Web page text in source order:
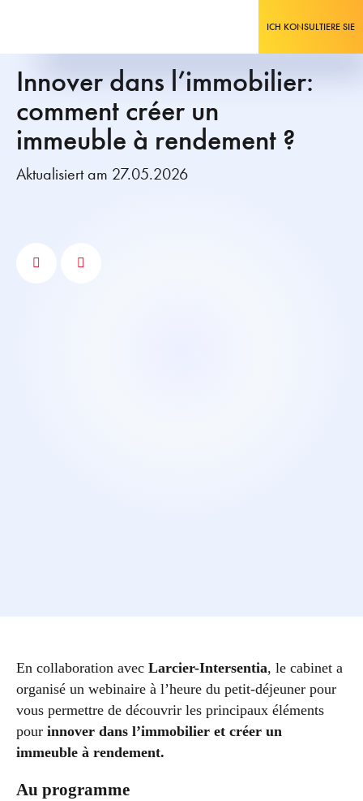
ICH KONSULTIERE SIE
Innover dans l’immobilier:
comment créer un
immeuble à rendement ?
Aktualisiert am 27.05.2026
En collaboration avec Larcier-Intersentia, le cabinet a
organisé un webinaire à l’heure du petit-déjeuner pour
vous permettre de découvrir les principaux éléments
pour innover dans l’immobilier et créer un
immeuble à rendement.
Au programme